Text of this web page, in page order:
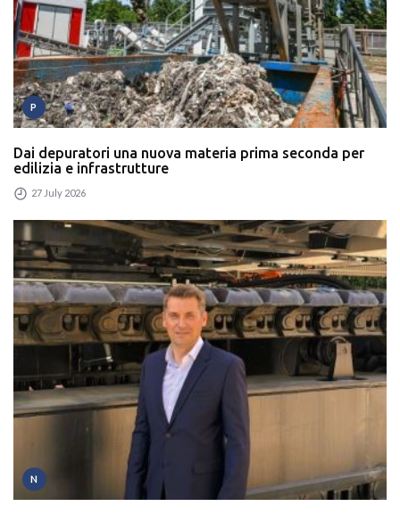
P
Dai depuratori una nuova materia prima seconda per
edilizia e infrastrutture
27 July 2026
N